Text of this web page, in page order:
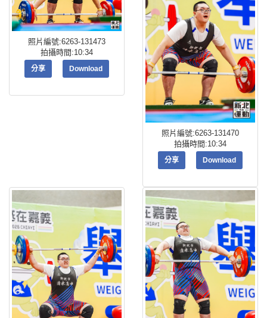
照片編號:6263-131473
拍攝時間:10:34
分享 Download
照片編號:6263-131470
拍攝時間:10:34
分享 Download